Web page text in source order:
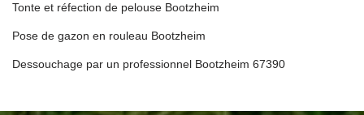
Tonte et réfection de pelouse Bootzheim
Pose de gazon en rouleau Bootzheim
Dessouchage par un professionnel Bootzheim 67390